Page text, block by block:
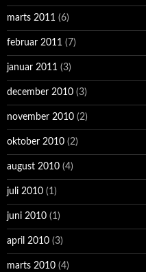
marts 2011 (6)
februar 2011 (7)
januar 2011 (3)
december 2010 (3)
november 2010 (2)
oktober 2010 (2)
august 2010 (4)
juli 2010 (1)
juni 2010 (1)
april 2010 (3)
marts 2010 (4)